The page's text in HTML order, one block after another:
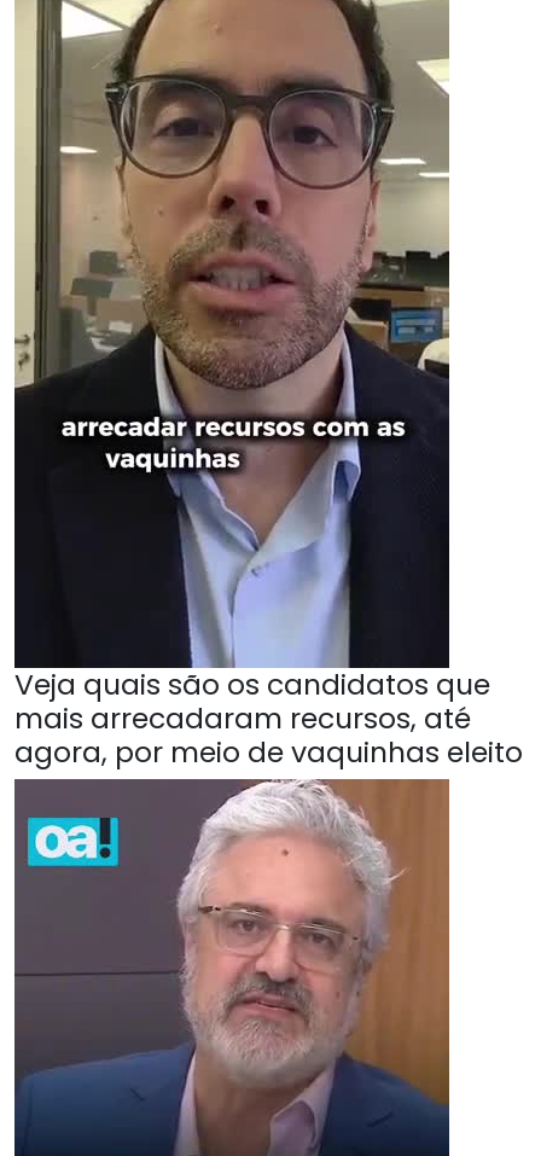
Veja quais são os candidatos que
mais arrecadaram recursos, até
agora, por meio de vaquinhas eleito